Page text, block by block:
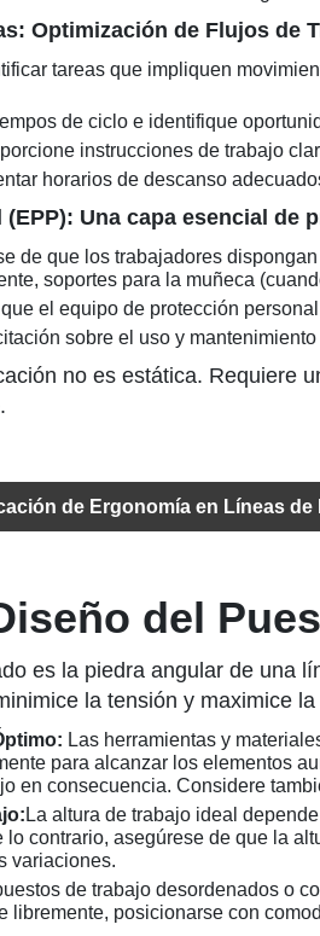
Optimización de Flujos de
tareas que impliquen
de ciclo e identifique
instrucciones de trabajo
horarios de descanso
Una capa esencial de
de que los trabajadores
soportes para la muñeca
el equipo de protección
sobre el uso y
no es estática. Requiere
de Ergonomía en Líneas
del
es la piedra angular de una
la tensión y maximice
Las herramientas y
para alcanzar los elementos
en consecuencia. Considere
La altura de trabajo ideal
contrario, asegúrese de que la
variaciones.
de trabajo desordenados o
libremente, posicionarse con